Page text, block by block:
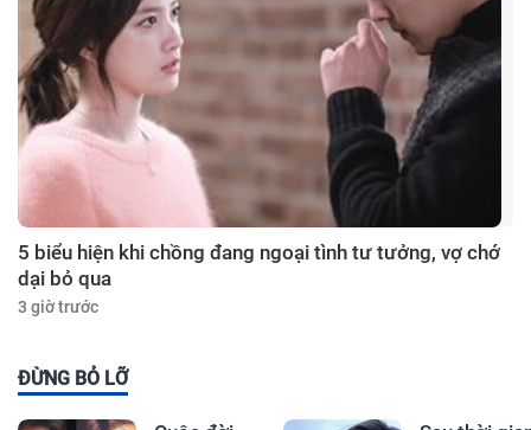
5 biểu hiện khi chồng đang ngoại tình tư tưởng, vợ chớ
dại bỏ qua
3 giờ trước
ĐỪNG BỎ LỠ